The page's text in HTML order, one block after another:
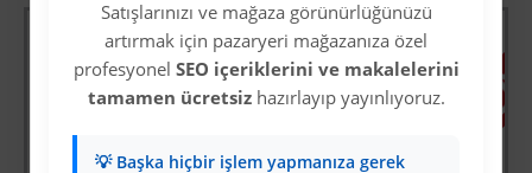
Satışlarınızı ve mağaza görünürlüğünüzü
artırmak için pazaryeri mağazanıza özel
profesyonel SEO içeriklerini ve makalelerini
tamamen ücretsizhazırlayıp yayınlıyoruz.
💡 Başka hiçbir işlem yapmanıza gerek